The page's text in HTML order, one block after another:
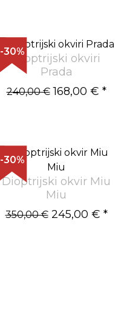
-30%
Dioptrijski okviri
Prada
240,00 €168,00 € *
-30%
Dioptrijski okvir Miu
Miu
350,00 €245,00 € *